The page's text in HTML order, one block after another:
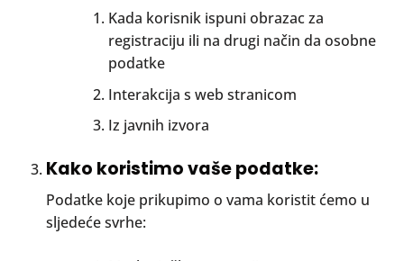
Kada korisnik ispuni obrazac za
registraciju ili na drugi način da osobne
podatke
Interakcija s web stranicom
Iz javnih izvora
Kako koristimo vaše podatke:
Podatke koje prikupimo o vama koristit ćemo u
sljedeće svrhe: